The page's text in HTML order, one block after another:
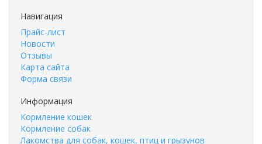
Навигация
Прайс-лист
Новости
Отзывы
Карта сайта
Форма связи
Информация
Кормление кошек
Кормление собак
Лакомства для собак, кошек, птиц и грызунов